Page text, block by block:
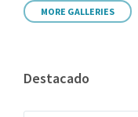
MORE GALLERIES
Destacado